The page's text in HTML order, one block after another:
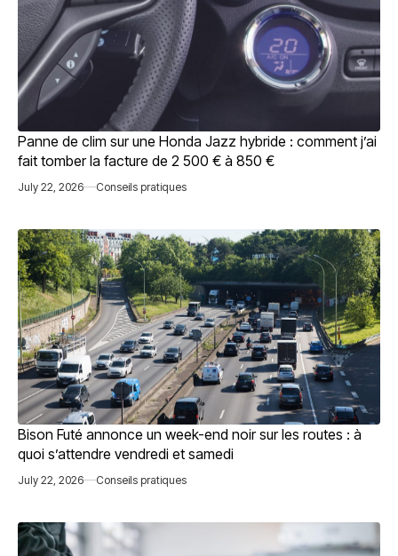
Panne de clim sur une Honda Jazz hybride : comment j’ai
fait tomber la facture de 2 500 € à 850 €
July 22, 2026 Conseils pratiques
Bison Futé annonce un week-end noir sur les routes : à
quoi s’attendre vendredi et samedi
July 22, 2026 Conseils pratiques